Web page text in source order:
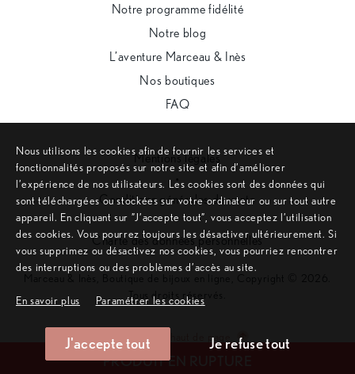
PRODUIT EN RUPTURE
Notre programme fidélité
Notre blog
L’aventure Marceau & Inès
Nos boutiques
FAQ
Mentions légales
•
Conditions générales de vente
•
Charte des données personnelles
Marceau & Inès, Boutique de bijoux en ligne, Copyright © 2026.
Tous droits réservés.
Remonter en haut de page
Site internet créé sur mesure par l'agence web Aurion
Nous utilisons les cookies afin de fournir les services et
fonctionnalités proposés sur notre site et afin d’améliorer
l’expérience de nos utilisateurs. Les cookies sont des données qui
sont téléchargées ou stockées sur votre ordinateur ou sur tout autre
appareil. En cliquant sur ”J’accepte tout”, vous acceptez l’utilisation
des cookies. Vous pourrez toujours les désactiver ultérieurement. Si
vous supprimez ou désactivez nos cookies, vous pourriez rencontrer
des interruptions ou des problèmes d’accès au site.
En savoir plus Paramétrer les cookies
J'accepte tout Je refuse tout